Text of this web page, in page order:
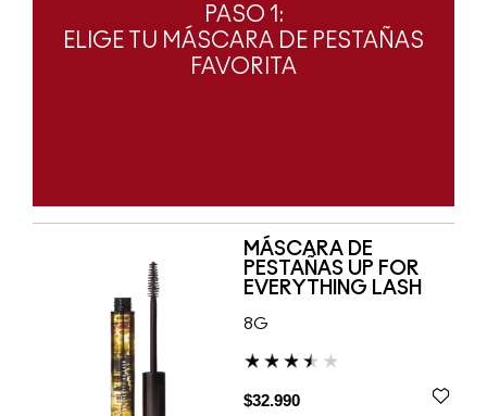
PASO 1:
ELIGE TU MÁSCARA DE PESTAÑAS
FAVORITA
MÁSCARA DE
PESTAÑAS UP FOR
EVERYTHING LASH
8G
$32.990